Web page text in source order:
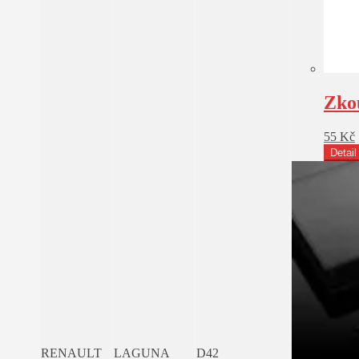
RENAULT LAGUNA D42
55 Kč
Detail